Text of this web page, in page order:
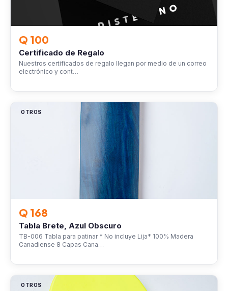
Q 100
Certificado de Regalo
Nuestros certificados de regalo llegan por medio de un correo
electrónico y cont…
OTROS
Q 168
Tabla Brete, Azul Obscuro
TB-006 Tabla para patinar * No incluye Lija* 100% Madera
Canadiense 8 Capas Cana…
OTROS